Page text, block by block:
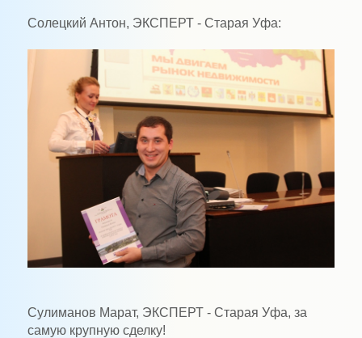
Солецкий Антон, ЭКСПЕРТ - Старая Уфа:
Сулиманов Марат, ЭКСПЕРТ - Старая Уфа, за
самую крупную сделку!